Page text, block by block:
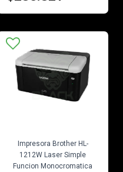
Impresora Brother HL-
1212W Laser Simple
Funcion Monocromatica